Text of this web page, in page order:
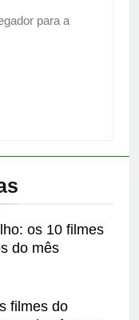
para a
os 10 filmes
do mês
filmes do